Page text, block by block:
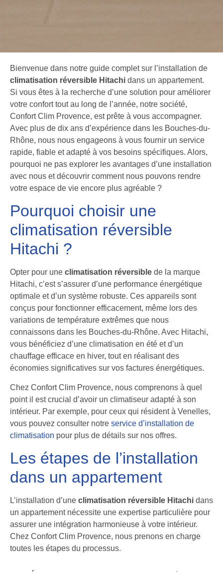
Bienvenue dans notre guide complet sur l’installation de
climatisation réversible Hitachi dans un appartement.
Si vous êtes à la recherche d’une solution pour améliorer
votre confort tout au long de l’année, notre société,
Confort Clim Provence, est prête à vous accompagner.
Avec plus de dix ans d’expérience dans les Bouches-du-
Rhône, nous nous engageons à vous fournir un service
rapide, fiable et adapté à vos besoins spécifiques. Alors,
pourquoi ne pas explorer les avantages d’une installation
avec nous et découvrir comment nous pouvons rendre
votre espace de vie encore plus agréable ?
Pourquoi choisir une
climatisation réversible
Hitachi ?
Opter pour une climatisation réversible de la marque
Hitachi, c’est s’assurer d’une performance énergétique
optimale et d’un système robuste. Ces appareils sont
conçus pour fonctionner efficacement, même lors des
variations de température extrêmes que nous
connaissons dans les Bouches-du-Rhône. Avec Hitachi,
vous bénéficiez d’une climatisation en été et d’un
chauffage efficace en hiver, tout en réalisant des
économies significatives sur vos factures énergétiques.
Chez Confort Clim Provence, nous comprenons à quel
point il est crucial d’avoir un climatiseur adapté à son
intérieur. Par exemple, pour ceux qui résident à Venelles,
vous pouvez consulter notre service d’installation de
climatisation pour plus de détails sur nos offres.
Les étapes de l’installation
dans un appartement
L’installation d’une climatisation réversible Hitachi dans
un appartement nécessite une expertise particulière pour
assurer une intégration harmonieuse à votre intérieur.
Chez Confort Clim Provence, nous prenons en charge
toutes les étapes du processus.